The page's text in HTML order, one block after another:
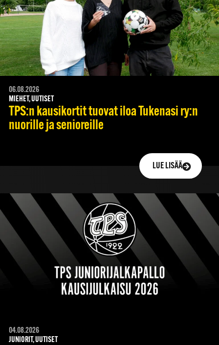
06.08.2026
MIEHET, UUTISET
TPS:n kausikortit tuovat iloa Tukenasi ry:n
nuorille ja senioreille
LUE LISÄÄ
04.08.2026
JUNIORIT, UUTISET